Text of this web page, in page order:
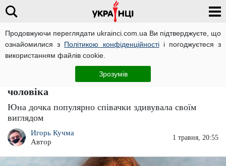
Продовжуючи переглядати ukrainci.com.ua Ви підтверджуєте, що
ознайомилися з Політикою конфіденційностіі погоджуєтеся з
використанням файлів cookie.
Зрозумів
"Кіркоров, Майкл Джексон, мушкетер": 16-
тирічну дочку Олі Полякової прийняли за
чоловіка
Юна дочка популярно співачки здивувала своїм
виглядом
Игорь Кучма
Автор
1 травня, 20:55